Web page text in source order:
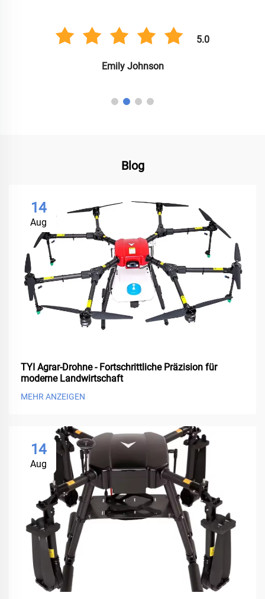
5.0
Emily Johnson
Blog
14
Aug
TYI Agrar-Drohne - Fortschrittliche Präzision für
moderne Landwirtschaft
MEHR ANZEIGEN
14
Aug